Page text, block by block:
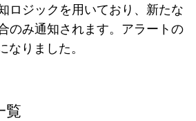
ロジックを用いており、新たな
のみ通知されます。アラートの
なりました。
覧